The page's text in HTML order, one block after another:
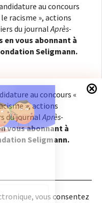
au concours
racisme », actions
du journal Après-
en vous abonnant à
Seligmann.
vous
de la Fondation
politique de
de vous
au concours «
», actions
du journalAprès-
vous abonnant à
Seligmann.
vous consentez